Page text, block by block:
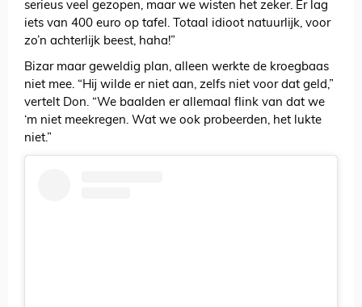
serieus veel gezopen, maar we wisten het zeker. Er lag
iets van 400 euro op tafel. Totaal idioot natuurlijk, voor
zo’n achterlijk beest, haha!”
Bizar maar geweldig plan, alleen werkte de kroegbaas
niet mee. “Hij wilde er niet aan, zelfs niet voor dat geld,”
vertelt Don. “We baalden er allemaal flink van dat we
‘m niet meekregen. Wat we ook probeerden, het lukte
niet.”